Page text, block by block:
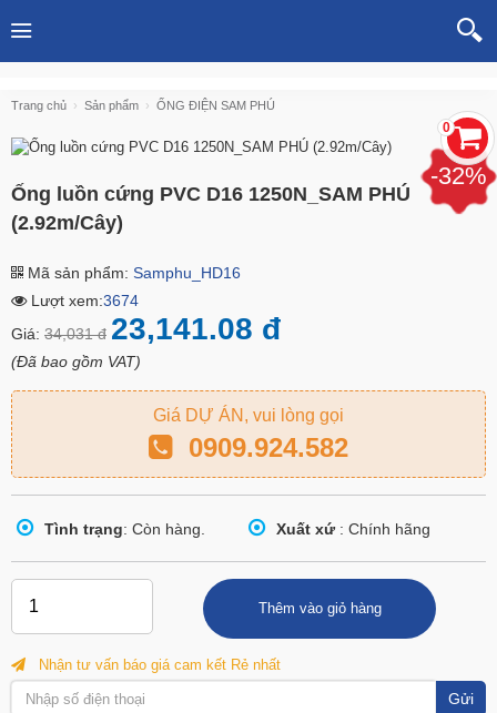
Trang chủ Sản phẩm ỐNG ĐIỆN SAM PHÚ
-32%
Ống luồn cứng PVC D16 1250N_SAM PHÚ
(2.92m/Cây)
Mã sản phẩm: Samphu_HD16
Lượt xem:3674
Giá: 34,031 đ 23,141.08 đ
(Đã bao gồm VAT)
Giá DỰ ÁN, vui lòng gọi
0909.924.582
Tình trạng: Còn hàng. Xuất xứ: Chính hãng
Thêm vào giỏ hàng
Nhận tư vấn báo giá cam kết Rẻ nhất
Gửi
0